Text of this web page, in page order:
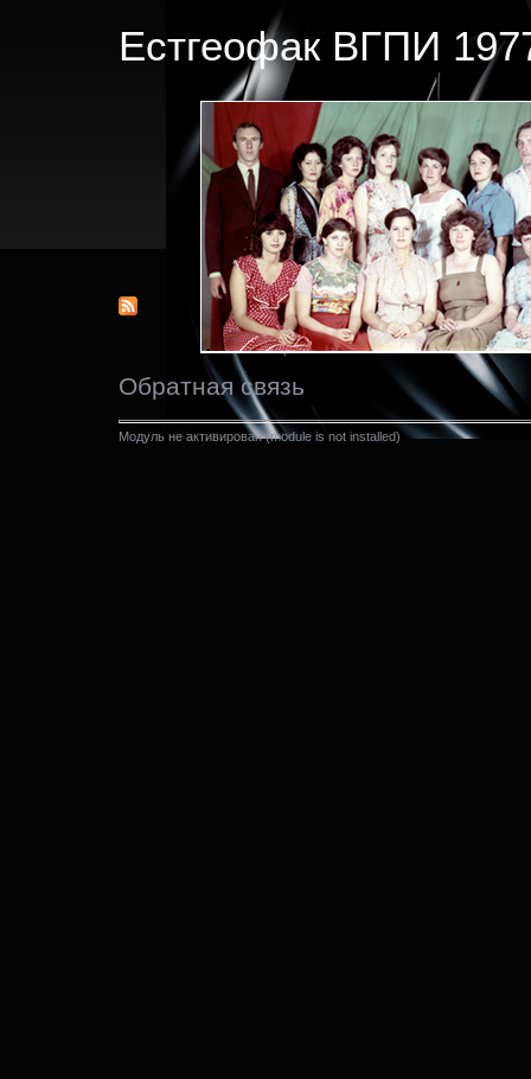
Естгеофак ВГПИ
Обратная связь
Модуль не активирован (module is not installed)